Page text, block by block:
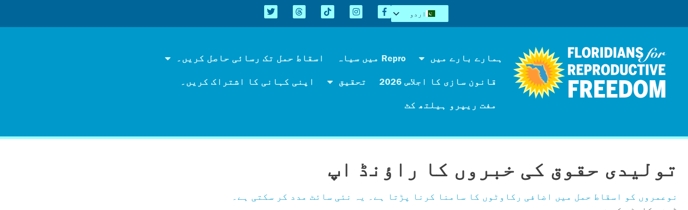
اردو
English
Tiếng Việt
ہمارے بارے میں Repro میں سیاہ
اسقاط حمل تک رسائی حاصل کریں۔
قانون سازی کا اجلاس 2026
تحقیق
اپنی کہانی کا اشتراک کریں۔
مفت ریپرو ہیلتھ کٹ
تولیدی حقوق کی خبروں کا راؤنڈ اپ
نوعمروں کو اسقاط حمل میں اضافی رکاوٹوں کا سامنا کرنا پڑتا ہے۔ یہ نئی سائٹ مدد کر سکتی ہے۔